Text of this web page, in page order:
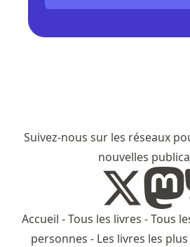
Suivez-nous sur les réseaux
nouvelles
Accueil -Tous les livres -Tous
personnes - Les livres les